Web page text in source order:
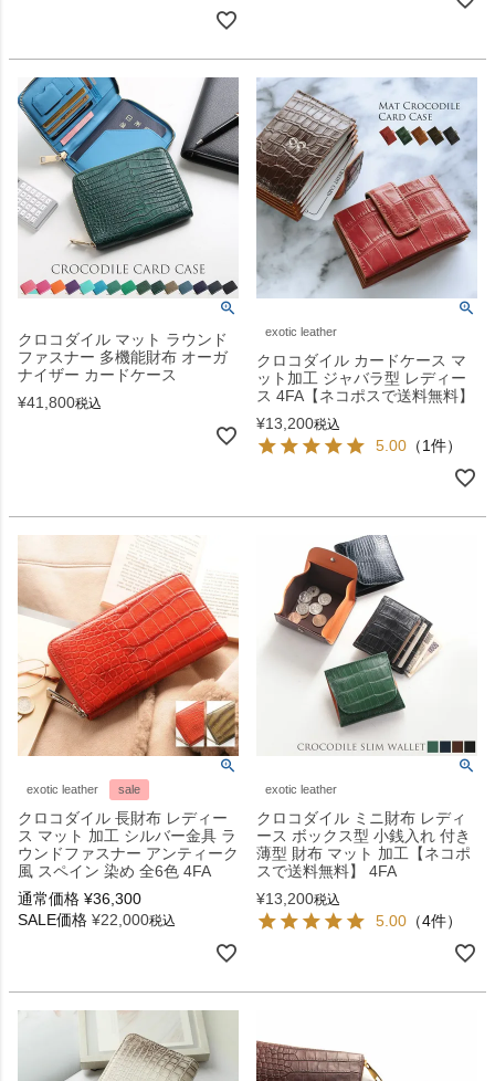
クロコダイル マット ラウンド
ファスナー 多機能財布 オーガ
ナイザー カードケース
¥41,800税込
exotic leather
クロコダイル カードケース マ
ット加工 ジャバラ型 レディー
ス 4FA【ネコポスで送料無料】
¥13,200税込
5.00 （1件）
exotic leather sale
クロコダイル 長財布 レディー
ス マット 加工 シルバー金具 ラ
ウンドファスナー アンティーク
風 スペイン 染め 全6色 4FA
通常価格 ¥36,300
SALE価格 ¥22,000税込
exotic leather
クロコダイル ミニ財布 レディ
ース ボックス型 小銭入れ 付き
薄型 財布 マット 加工【ネコポ
スで送料無料】 4FA
¥13,200税込
5.00 （4件）